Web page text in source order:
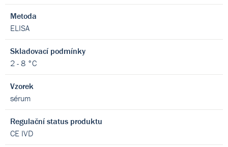
Metoda
ELISA
Skladovací podmínky
2 - 8 °C
Vzorek
sérum
Regulační status produktu
CE IVD